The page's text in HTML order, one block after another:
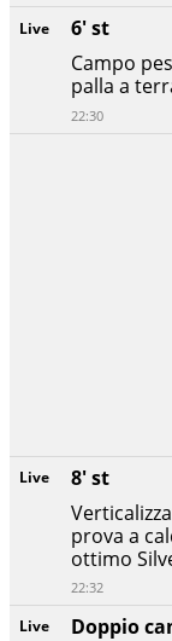
Live
Doppio
Live
8' st
prova a
ottimo
22:32
Live
6' st
Campo
palla a
22:30